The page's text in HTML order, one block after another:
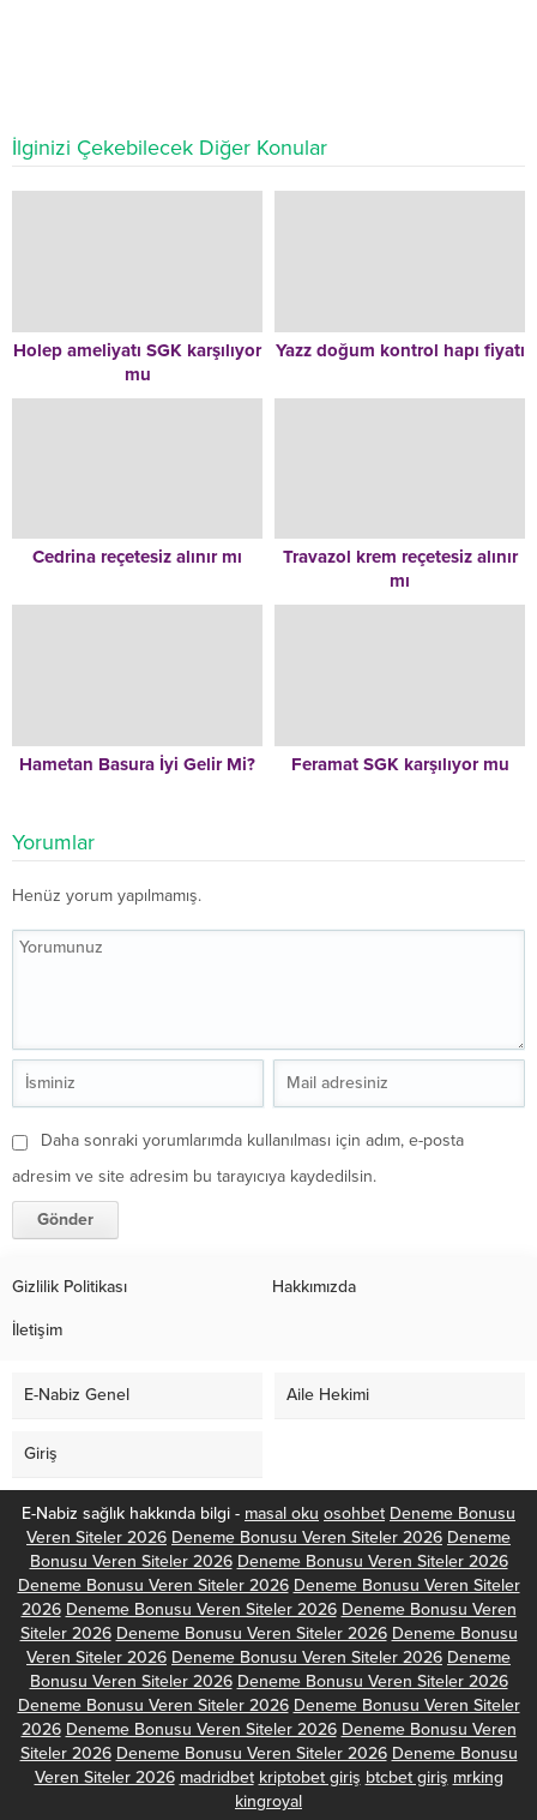
İlginizi Çekebilecek Diğer Konular
Holep ameliyatı SGK karşılıyor
mu
Yazz doğum kontrol hapı fiyatı
Cedrina reçetesiz alınır mı
Travazol krem reçetesiz alınır
mı
Hametan Basura İyi Gelir Mi? Feramat SGK karşılıyor mu
Yorumlar
Henüz yorum yapılmamış.
Daha sonraki yorumlarımda kullanılması için adım, e-posta
adresim ve site adresim bu tarayıcıya kaydedilsin.
Gizlilik Politikası Hakkımızda
İletişim
E-Nabiz Genel Aile Hekimi
Giriş
E-Nabiz sağlık hakkında bilgi - masal oku osohbet Deneme Bonusu
Veren Siteler 2026 Deneme Bonusu Veren Siteler 2026 Deneme
Bonusu Veren Siteler 2026 Deneme Bonusu Veren Siteler 2026
Deneme Bonusu Veren Siteler 2026 Deneme Bonusu Veren Siteler
2026 Deneme Bonusu Veren Siteler 2026 Deneme Bonusu Veren
Siteler 2026 Deneme Bonusu Veren Siteler 2026 Deneme Bonusu
Veren Siteler 2026 Deneme Bonusu Veren Siteler 2026 Deneme
Bonusu Veren Siteler 2026 Deneme Bonusu Veren Siteler 2026
Deneme Bonusu Veren Siteler 2026 Deneme Bonusu Veren Siteler
2026 Deneme Bonusu Veren Siteler 2026 Deneme Bonusu Veren
Siteler 2026 Deneme Bonusu Veren Siteler 2026 Deneme Bonusu
Veren Siteler 2026 madridbet kriptobet giriş btcbet giriş mrking
kingroyal